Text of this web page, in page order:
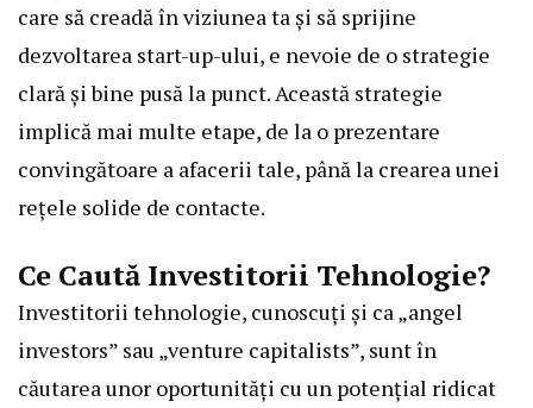
care să creadă în viziunea ta și să sprijine
dezvoltarea start-up-ului, e nevoie de o strategie
clară și bine pusă la punct. Această strategie
implică mai multe etape, de la o prezentare
convingătoare a afacerii tale, până la crearea unei
rețele solide de contacte.
Ce Caută Investitorii Tehnologie?
Investitorii tehnologie, cunoscuți și ca „angel
investors” sau „venture capitalists”, sunt în
căutarea unor oportunități cu un potențial ridicat